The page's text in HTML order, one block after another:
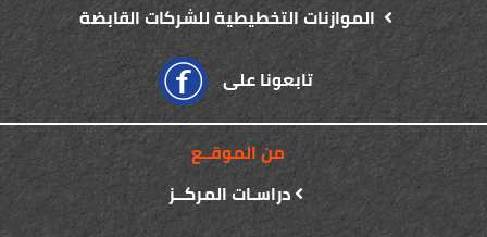
الموازنات التخطيطية للشركات القابضة
تابعونا على
من الموقــع
دراسـات المركــز